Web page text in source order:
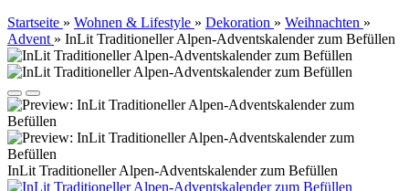
Startseite » Wohnen & Lifestyle » Dekoration » Weihnachten »
Advent » InLit Traditioneller Alpen-Adventskalender zum Befüllen
InLit Traditioneller Alpen-Adventskalender zum Befüllen